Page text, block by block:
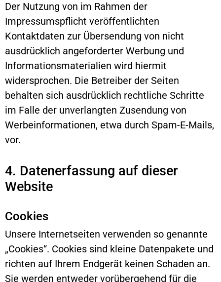
Der Nutzung von im Rahmen der
Impressumspflicht veröffentlichten
Kontaktdaten zur Übersendung von nicht
ausdrücklich angeforderter Werbung und
Informationsmaterialien wird hiermit
widersprochen. Die Betreiber der Seiten
behalten sich ausdrücklich rechtliche Schritte
im Falle der unverlangten Zusendung von
Werbeinformationen, etwa durch Spam-E-Mails,
vor.
4. Datenerfassung auf dieser
Website
Cookies
Unsere Internetseiten verwenden so genannte
„Cookies“. Cookies sind kleine Datenpakete und
richten auf Ihrem Endgerät keinen Schaden an.
Sie werden entweder vorübergehend für die